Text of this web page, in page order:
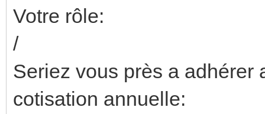
Votre rôle:
/
Seriez vous près a adhérer
cotisation annuelle: